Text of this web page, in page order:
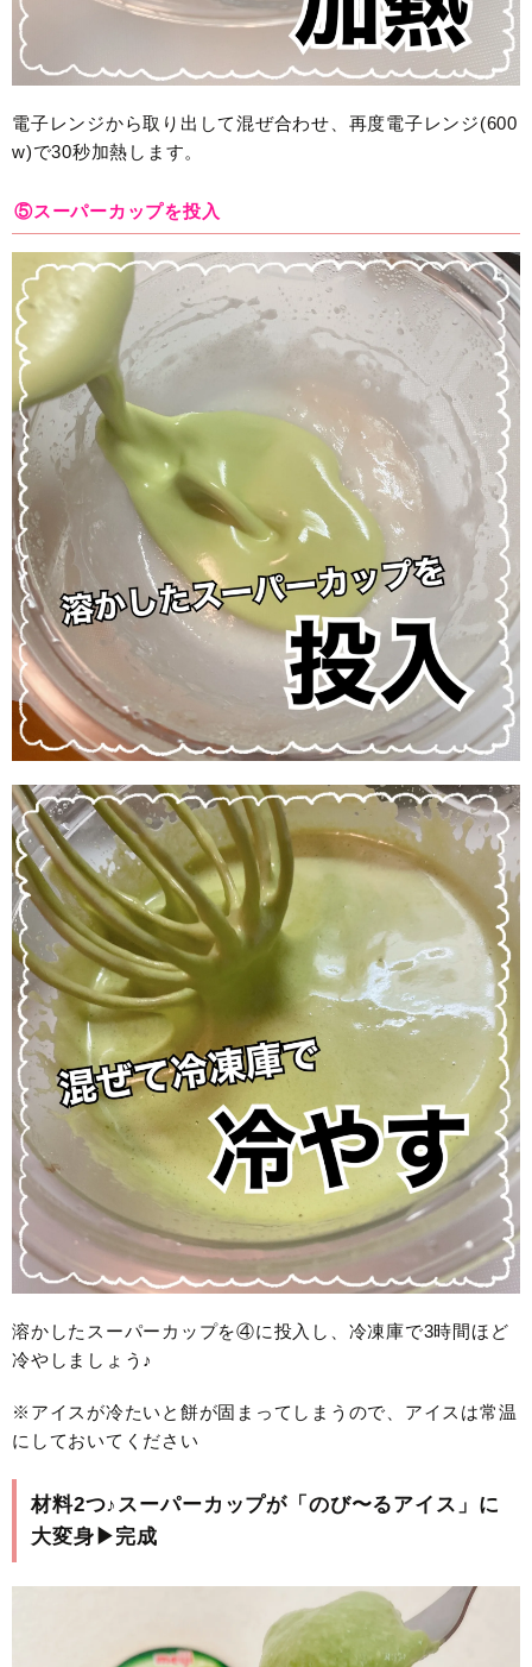
電子レンジから取り出して混ぜ合わせ、再度電子レンジ(600
w)で30秒加熱します。
⑤スーパーカップを投入
溶かしたスーパーカップを④に投入し、冷凍庫で3時間ほど
冷やしましょう♪
※アイスが冷たいと餅が固まってしまうので、アイスは常温
にしておいてください
材料2つ♪スーパーカップが「のび〜るアイス」に
大変身▶完成